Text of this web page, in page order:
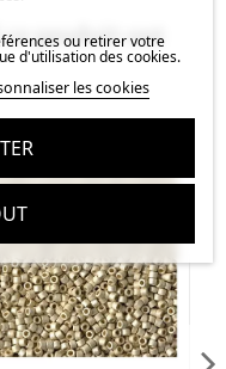
ce produit ont
ou retirer votre
d'utilisation des cookies.
les cookies